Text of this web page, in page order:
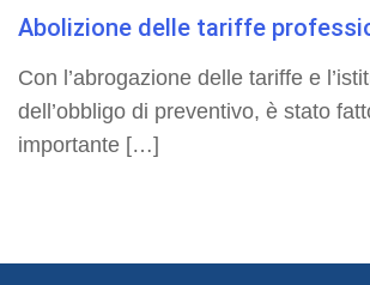
Abolizione delle tariffe
Con l’abrogazione delle tariffe e
dell’obbligo di preventivo, è stato
importante […]